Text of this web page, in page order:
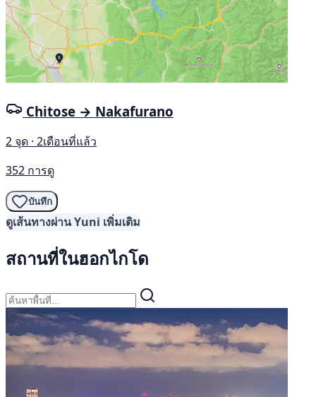
Chitose → Nakafurano
2 จุด · 2เดือนที่แล้ว
352 การดู
บันทึก
ดูเส้นทางผ่าน Yuni เพิ่มเติม
สถานที่ในฮอกไกโด